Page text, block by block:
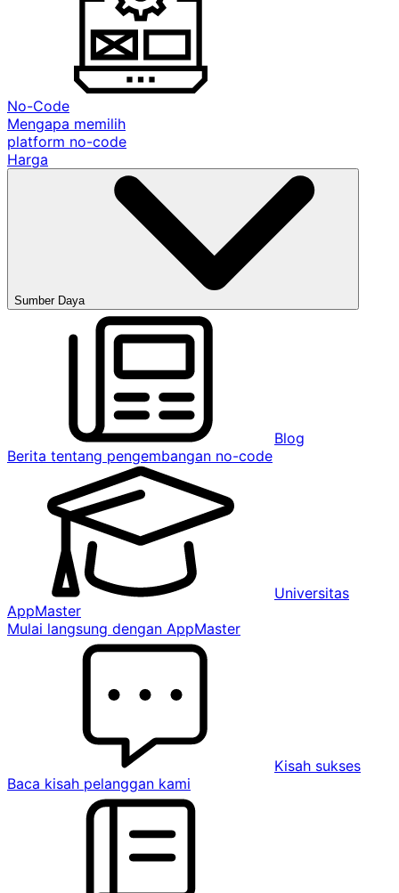
No-Code
Mengapa memilih
platform no-code
Harga
Sumber Daya
Blog
Berita tentang pengembangan no-code
Universitas
AppMaster
Mulai langsung dengan AppMaster
Kisah sukses
Baca kisah pelanggan kami